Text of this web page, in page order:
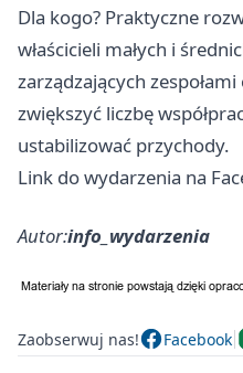
Dla kogo? Praktyczne
właścicieli małych i
zarządzających
zwiększyć liczbę
ustabilizować przychody.
Link do wydarzenia na
Autor:info_wydarzenia
Zaobserwuj nas! Facebook